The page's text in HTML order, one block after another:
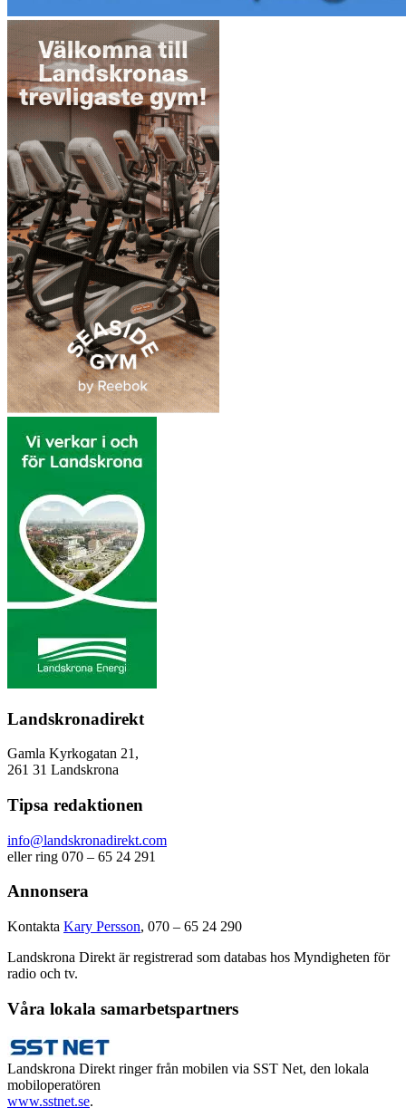
Landskronadirekt
Gamla Kyrkogatan 21,
261 31 Landskrona
Tipsa redaktionen
info@landskronadirekt.com
eller ring 070 – 65 24 291
Annonsera
Kontakta Kary Persson, 070 – 65 24 290
Landskrona Direkt är registrerad som databas hos Myndigheten för
radio och tv.
Våra lokala samarbetspartners
Landskrona Direkt ringer från mobilen via SST Net, den lokala
mobiloperatören
www.sstnet.se.